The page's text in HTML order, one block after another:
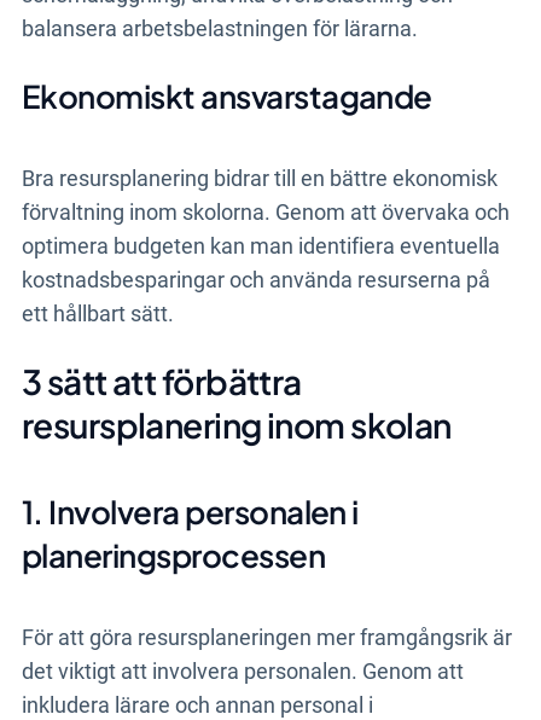
balansera arbetsbelastningen för lärarna.
Ekonomiskt ansvarstagande
Bra resursplanering bidrar till en bättre ekonomisk
förvaltning inom skolorna. Genom att övervaka och
optimera budgeten kan man identifiera eventuella
kostnadsbesparingar och använda resurserna på
ett hållbart sätt.
3 sätt att förbättra
resursplanering inom skolan
1. Involvera personalen i
planeringsprocessen
För att göra resursplaneringen mer framgångsrik är
det viktigt att involvera personalen. Genom att
inkludera lärare och annan personal i